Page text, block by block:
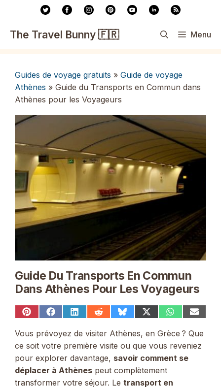
contenu
The Travel Bunny 🇫🇷 Menu
Guides de voyage gratuits » Guide de voyage
Athènes » Guide du Transports en Commun dans
Athènes pour les Voyageurs
Guide Du Transports En Commun
Dans Athènes Pour Les Voyageurs
Share
Pinterest
Share
Facebook
Share
LinkedIn
Share
Reddit
Share
Bluesky
Share
(Twitter)
Share
WhatsApp
Share
Email
Vous prévoyez de visiter Athènes, en Grèce ? Que
ce soit votre première visite ou que vous reveniez
pour explorer davantage, savoir comment se
déplacer à Athènes peut complètement
transformer votre séjour. Le transport en